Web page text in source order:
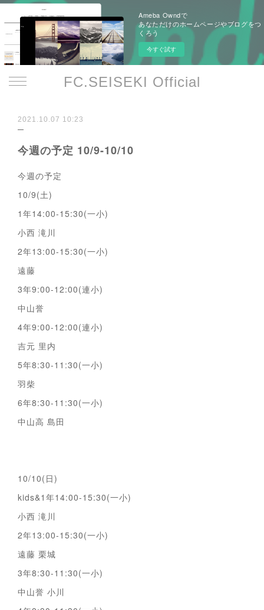
Ameba Owndで
あなただけのホームページやブログをつ
くろう
今すぐ試す
FC.SEISEKI Official
2021.10.07 10:23
今週の予定 10/9-10/10
今週の予定
10/9(土)
1年14:00-15:30(一小)
小西 滝川
2年13:00-15:30(一小)
遠藤
3年9:00-12:00(連小)
中山誉
4年9:00-12:00(連小)
吉元 里内
5年8:30-11:30(一小)
羽柴
6年8:30-11:30(一小)
中山高 島田
10/10(日)
kids&1年14:00-15:30(一小)
小西 滝川
2年13:00-15:30(一小)
遠藤 栗城
3年8:30-11:30(一小)
中山誉 小川